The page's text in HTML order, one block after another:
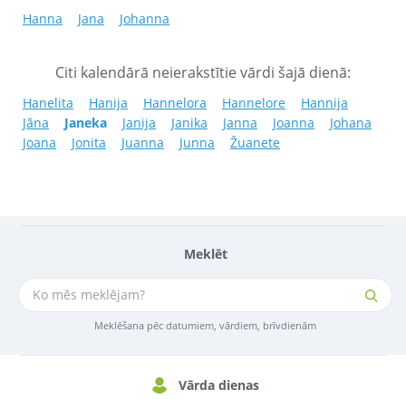
Meklēt
Meklēšana pēc datumiem, vārdiem, brīvdienām
Vārda dienas
Hanna Jana Johanna
Citi kalendārā neierakstītie vārdi šajā dienā:
Hanelita Hanija Hannelora Hannelore
Hannija
Jāna
Janeka Janija Janika Janna Joanna
Johana
Joana
Jonita Juanna Junna Žuanete